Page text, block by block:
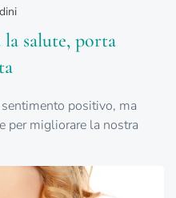
salute, porta
positivo, ma
per migliorare la nostra